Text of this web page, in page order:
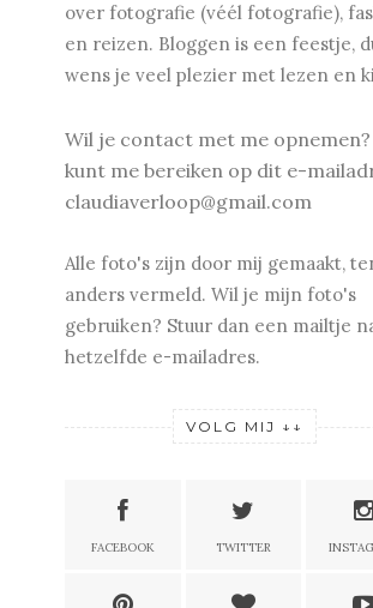
over fotografie (véél fotografie),
en reizen. Bloggen is een feestje,
wens je veel plezier met lezen en
Wil je contact met me opnemen?
kunt me bereiken op dit e-
claudiaverloop@gmail.com
Alle foto's zijn door mij gemaakt,
anders vermeld. Wil je mijn foto's
gebruiken? Stuur dan een mailtje
hetzelfde e-mailadres.
VOLG MIJ ↓↓
FACEBOOK TWITTER